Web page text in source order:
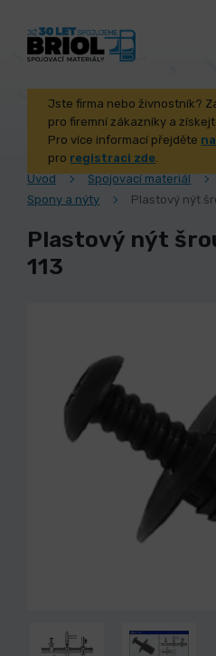
Jste firma nebo živnostník?
pro firemní zákazníky a
Pro více informací přejděte
pro registraci zde.
Úvod
Spojovací materiál
Spony a nýty
Plastový nýt
Plastový nýt
113